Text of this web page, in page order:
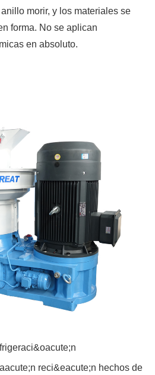
morir, y los materiales se
forma. No se aplican
en absoluto.
reci&eacute;n hechos de